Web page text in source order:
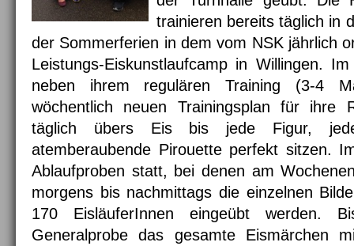
trainieren bereits täglich in
der Sommerferien in dem vom NSK jährlich
Leistungs-Eiskunstlaufcamp in Willingen.
neben ihrem regulären Training (3-4
wöchentlich neuen Trainingsplan für ihre
täglich übers Eis bis jede Figur,
atemberaubende Pirouette perfekt sitzen.
Ablaufproben statt, bei denen am
morgens bis nachmittags die einzelnen
170 EisläuferInnen eingeübt werden.
Generalprobe das gesamte Eismärchen